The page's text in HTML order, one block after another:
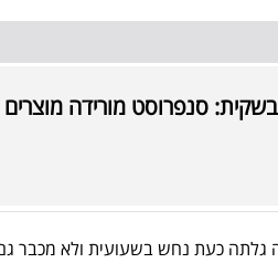
סנפרוסט מורידה
גלתה כעת נחש בשעועית ולא מכבר